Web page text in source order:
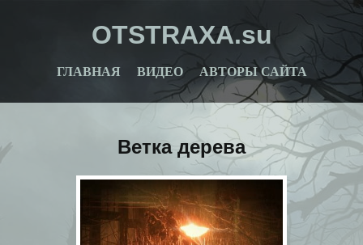
OTSTRAXA.su
ГЛАВНАЯ ВИДЕО АВТОРЫ САЙТА
Ветка дерева